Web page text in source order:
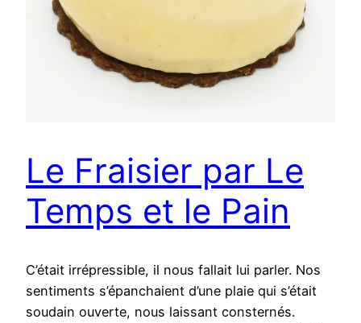
Le Fraisier par Le
Temps et le Pain
C’était irrépressible, il nous fallait lui parler. Nos
sentiments s’épanchaient d’une plaie qui s’était
soudain ouverte, nous laissant consternés.